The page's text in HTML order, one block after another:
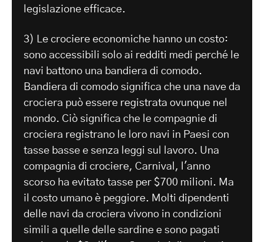
legislazione efficace.
3) Le crociere economiche hanno un costo:
sono accessibili solo ai redditi medi perché le
navi battono una bandiera di comodo.
Bandiera di comodo significa che una nave da
crociera può essere registrata ovunque nel
mondo. Ciò significa che le compagnie di
crociera registrano le loro navi in Paesi con
tasse basse e senza leggi sul lavoro. Una
compagnia di crociere, Carnival, l'anno
scorso ha evitato tasse per $700 milioni. Ma
il costo umano è peggiore. Molti dipendenti
delle navi da crociera vivono in condizioni
simili a quelle delle sardine e sono pagati